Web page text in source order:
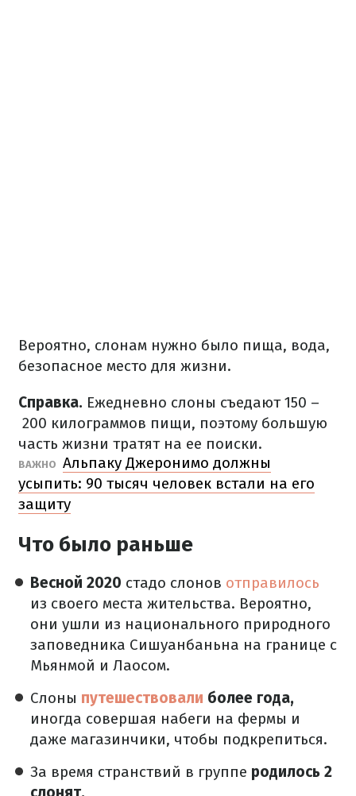
Вероятно, слонам нужно было пища, вода,
безопасное место для жизни.
Справка. Ежедневно слоны съедают 150 –
200 килограммов пищи, поэтому большую
часть жизни тратят на ее поиски.
ВАЖНО Альпаку Джеронимо должны
усыпить: 90 тысяч человек встали на его
защиту
Что было раньше
Весной 2020 стадо слонов отправилось
из своего места жительства. Вероятно,
они ушли из национального природного
заповедника Сишуанбаньна на границе с
Мьянмой и Лаосом.
Слоны путешествовали более года,
иногда совершая набеги на фермы и
даже магазинчики, чтобы подкрепиться.
За время странствий в группе родилось 2